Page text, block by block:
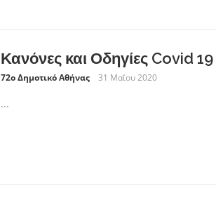
Κανόνες και Οδηγίες Covid 19
72ο Δημοτικό Αθήνας 31 Μαΐου 2020
...